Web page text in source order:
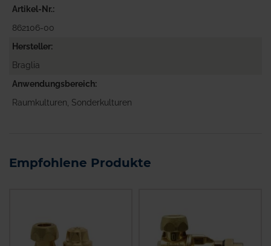
Artikel-Nr.
862106-00
Hersteller
Braglia
Anwendungsbereich
Raumkulturen, Sonderkulturen
Empfohlene Produkte